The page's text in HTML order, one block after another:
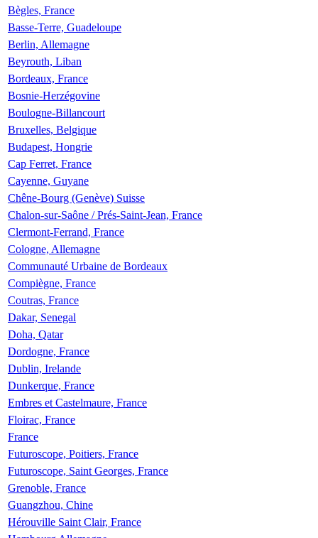
Bègles, France
Basse-Terre, Guadeloupe
Berlin, Allemagne
Beyrouth, Liban
Bordeaux, France
Bosnie-Herzégovine
Boulogne-Billancourt
Bruxelles, Belgique
Budapest, Hongrie
Cap Ferret, France
Cayenne, Guyane
Chêne-Bourg (Genève) Suisse
Chalon-sur-Saône / Prés-Saint-Jean, France
Clermont-Ferrand, France
Cologne, Allemagne
Communauté Urbaine de Bordeaux
Compiègne, France
Coutras, France
Dakar, Senegal
Doha, Qatar
Dordogne, France
Dublin, Irelande
Dunkerque, France
Embres et Castelmaure, France
Floirac, France
France
Futuroscope, Poitiers, France
Futuroscope, Saint Georges, France
Grenoble, France
Guangzhou, Chine
Hérouville Saint Clair, France